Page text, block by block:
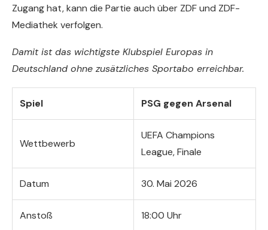
Zugang hat, kann die Partie auch über ZDF und ZDF-
Mediathek verfolgen.
Damit ist das wichtigste Klubspiel Europas in
Deutschland ohne zusätzliches Sportabo erreichbar.
Spiel PSG gegen Arsenal
Wettbewerb
UEFA Champions
League, Finale
Datum 30. Mai 2026
Anstoß 18:00 Uhr